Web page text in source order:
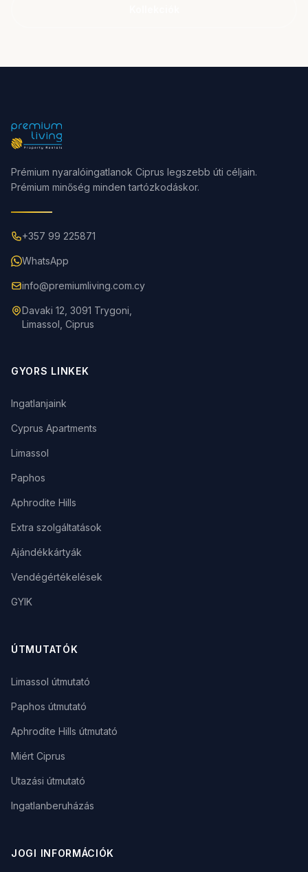
Prémium nyaralóingatlanok Ciprus legszebb úti céljain.
Prémium minőség minden tartózkodáskor.
+357 99 225871
WhatsApp
info@premiumliving.com.cy
Davaki 12, 3091 Trygoni,
Limassol, Ciprus
GYORS LINKEK
Ingatlanjaink
Cyprus Apartments
Limassol
Paphos
Aphrodite Hills
Extra szolgáltatások
Ajándékkártyák
Vendégértékelések
GYIK
ÚTMUTATÓK
Limassol útmutató
Paphos útmutató
Aphrodite Hills útmutató
Miért Ciprus
Utazási útmutató
Ingatlanberuházás
JOGI INFORMÁCIÓK